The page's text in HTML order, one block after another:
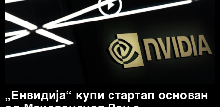
„Енвидија“ купи стартап основан